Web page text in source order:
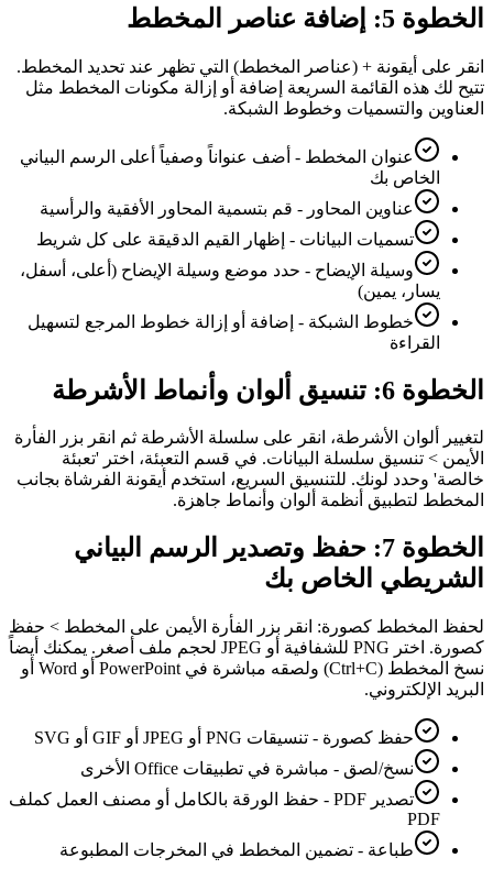
الخطوة 5: إضافة عناصر المخطط
انقر على أيقونة + (عناصر المخطط) التي تظهر عند تحديد المخطط.
تتيح لك هذه القائمة السريعة إضافة أو إزالة مكونات المخطط مثل
العناوين والتسميات وخطوط الشبكة.
عنوان المخطط - أضف عنواناً وصفياً أعلى الرسم البياني
الخاص بك
عناوين المحاور - قم بتسمية المحاور الأفقية والرأسية
تسميات البيانات - إظهار القيم الدقيقة على كل شريط
وسيلة الإيضاح - حدد موضع وسيلة الإيضاح (أعلى، أسفل،
يسار، يمين)
خطوط الشبكة - إضافة أو إزالة خطوط المرجع لتسهيل
القراءة
الخطوة 6: تنسيق ألوان وأنماط الأشرطة
لتغيير ألوان الأشرطة، انقر على سلسلة الأشرطة ثم انقر بزر الفأرة
الأيمن > تنسيق سلسلة البيانات. في قسم التعبئة، اختر 'تعبئة
خالصة' وحدد لونك. للتنسيق السريع، استخدم أيقونة الفرشاة بجانب
المخطط لتطبيق أنظمة ألوان وأنماط جاهزة.
الخطوة 7: حفظ وتصدير الرسم البياني
الشريطي الخاص بك
لحفظ المخطط كصورة: انقر بزر الفأرة الأيمن على المخطط > حفظ
كصورة. اختر PNG للشفافية أو JPEG لحجم ملف أصغر. يمكنك أيضاً
نسخ المخطط (Ctrl+C) ولصقه مباشرة في PowerPoint أو Word أو
البريد الإلكتروني.
حفظ كصورة - تنسيقات PNG أو JPEG أو GIF أو SVG
نسخ/لصق - مباشرة في تطبيقات Office الأخرى
تصدير PDF - حفظ الورقة بالكامل أو مصنف العمل كملف
PDF
طباعة - تضمين المخطط في المخرجات المطبوعة